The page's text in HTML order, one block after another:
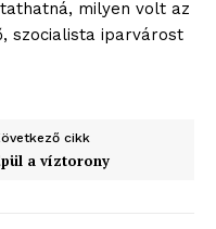
milyen volt az
szocialista iparvárost
cikk
a víztorony